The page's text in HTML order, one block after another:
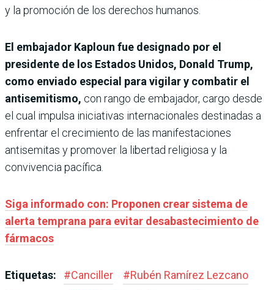
y la promoción de los derechos humanos.
El embajador Kaploun fue designado por el
presidente de los Estados Unidos, Donald Trump,
como enviado especial para vigilar y combatir el
antisemitismo, con rango de embajador, cargo desde
el cual impulsa iniciativas internacionales destinadas a
enfrentar el crecimiento de las manifestaciones
antisemitas y promover la libertad religiosa y la
convivencia pacífica.
Siga informado con: Proponen crear sistema de
alerta temprana para evitar desabastecimiento de
fármacos
Etiquetas: #Canciller #Rubén Ramírez Lezcano